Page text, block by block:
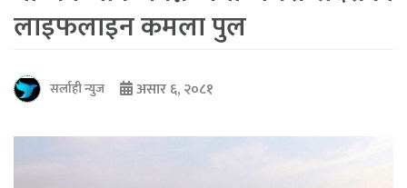
लाइफलाइन कमला पुल
सर्लाही न्युज असार ६, २०८१